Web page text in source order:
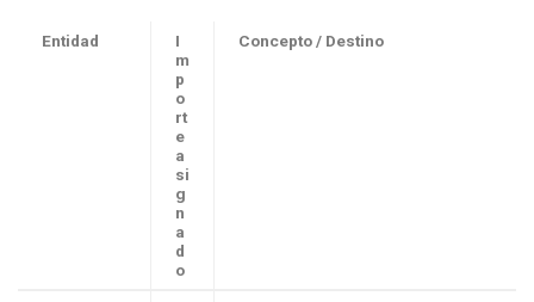
Entidad
I
m
p
o
rt
e
a
si
g
n
a
d
o
Concepto / Destino